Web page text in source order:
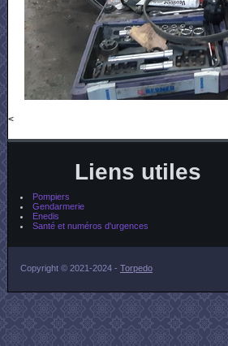
<
Liens utiles
Pompiers
Gendarmerie
Enedis
Santé et numéros d'urgences
Copyright © 2021-2024 - Torpedo